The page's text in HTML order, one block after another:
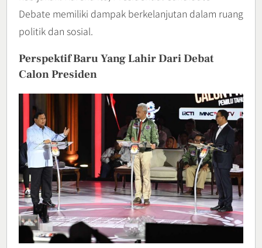
Debate memiliki dampak berkelanjutan dalam ruang
politik dan sosial.
Perspektif Baru Yang Lahir Dari Debat
Calon Presiden